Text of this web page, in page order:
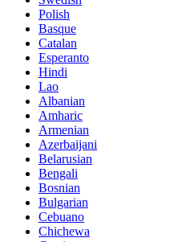
Polish
Basque
Catalan
Esperanto
Hindi
Lao
Albanian
Amharic
Armenian
Azerbaijani
Belarusian
Bengali
Bosnian
Bulgarian
Cebuano
Chichewa